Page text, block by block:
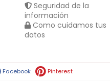
Seguridad de la
información
Como cuidamos tus
datos
Facebook Pinterest